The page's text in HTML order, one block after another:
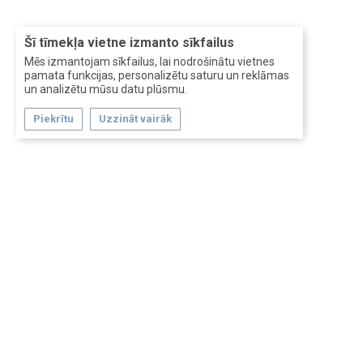
Šī tīmekļa vietne izmanto sīkfailus
Mēs izmantojam sīkfailus, lai nodrošinātu vietnes
pamata funkcijas, personalizētu saturu un reklāmas
un analizētu mūsu datu plūsmu.
Piekrītu Uzzināt vairāk